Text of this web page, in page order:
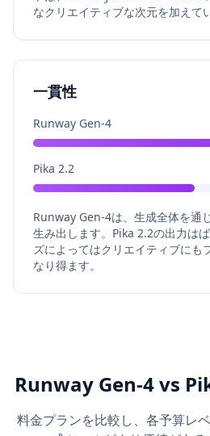
なクリエイティブな次元を加えて
一貫性
Runway Gen-4
Pika 2.2
Runway Gen-4は、生成全体を通
生み出します。Pika 2.2の出力は
ズによってはクリエイティブにも
なり得ます。
Runway Gen-4 vs
料金プランを比較し、各予算レ